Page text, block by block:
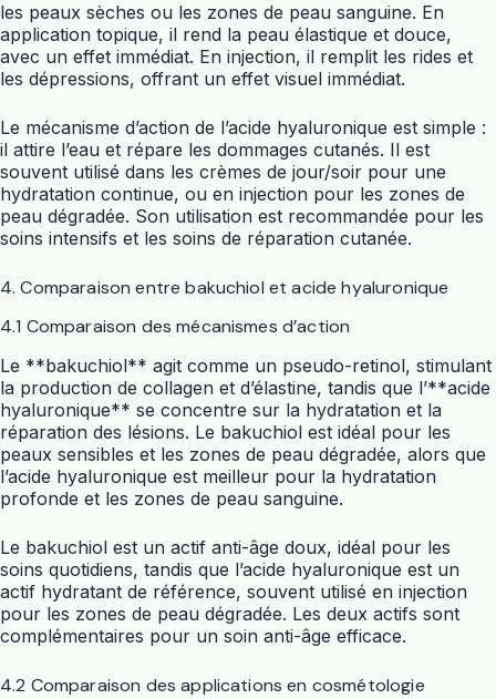
les peaux sèches ou les zones de peau sanguine. En
application topique, il rend la peau élastique et douce,
avec un effet immédiat. En injection, il remplit les rides et
les dépressions, offrant un effet visuel immédiat.
Le mécanisme d’action de l’acide hyaluronique est simple :
il attire l’eau et répare les dommages cutanés. Il est
souvent utilisé dans les crèmes de jour/soir pour une
hydratation continue, ou en injection pour les zones de
peau dégradée. Son utilisation est recommandée pour les
soins intensifs et les soins de réparation cutanée.
4. Comparaison entre bakuchiol et acide hyaluronique
4.1 Comparaison des mécanismes d’action
Le **bakuchiol** agit comme un pseudo-retinol, stimulant
la production de collagen et d’élastine, tandis que l’**acide
hyaluronique** se concentre sur la hydratation et la
réparation des lésions. Le bakuchiol est idéal pour les
peaux sensibles et les zones de peau dégradée, alors que
l’acide hyaluronique est meilleur pour la hydratation
profonde et les zones de peau sanguine.
Le bakuchiol est un actif anti-âge doux, idéal pour les
soins quotidiens, tandis que l’acide hyaluronique est un
actif hydratant de référence, souvent utilisé en injection
pour les zones de peau dégradée. Les deux actifs sont
complémentaires pour un soin anti-âge efficace.
4.2 Comparaison des applications en cosmétologie